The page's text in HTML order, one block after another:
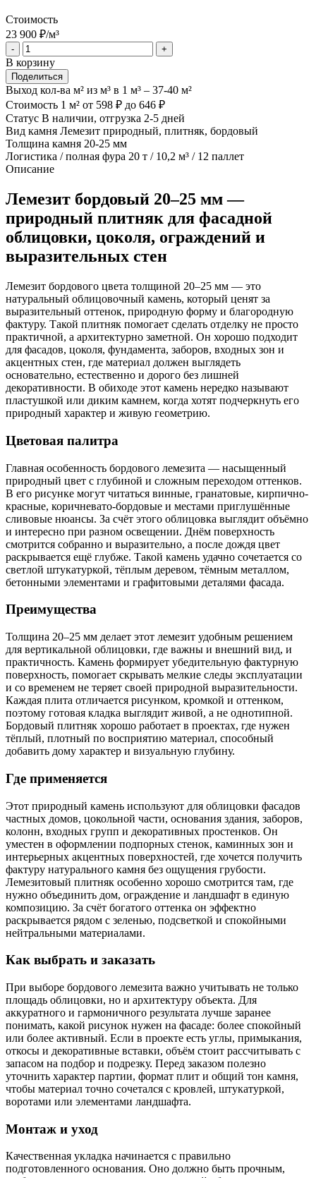
Стоимость
23 900 ₽/м³
- +
В корзину
Поделиться
Выход кол-ва м² из м³ в 1 м³ – 37-40 м²
Стоимость 1 м² от 598 ₽ до 646 ₽
Статус В наличии, отгрузка 2-5 дней
Вид камня Лемезит природный, плитняк, бордовый
Толщина камня 20-25 мм
Логистика / полная фура 20 т / 10,2 м³ / 12 паллет
Описание
Лемезит бордовый 20–25 мм —
природный плитняк для фасадной
облицовки, цоколя, ограждений и
выразительных стен
Лемезит бордового цвета толщиной 20–25 мм — это
натуральный облицовочный камень, который ценят за
выразительный оттенок, природную форму и благородную
фактуру. Такой плитняк помогает сделать отделку не просто
практичной, а архитектурно заметной. Он хорошо подходит
для фасадов, цоколя, фундамента, заборов, входных зон и
акцентных стен, где материал должен выглядеть
основательно, естественно и дорого без лишней
декоративности. В обиходе этот камень нередко называют
пластушкой или диким камнем, когда хотят подчеркнуть его
природный характер и живую геометрию.
Цветовая палитра
Главная особенность бордового лемезита — насыщенный
природный цвет с глубиной и сложным переходом оттенков.
В его рисунке могут читаться винные, гранатовые, кирпично-
красные, коричневато-бордовые и местами приглушённые
сливовые нюансы. За счёт этого облицовка выглядит объёмно
и интересно при разном освещении. Днём поверхность
смотрится собранно и выразительно, а после дождя цвет
раскрывается ещё глубже. Такой камень удачно сочетается со
светлой штукатуркой, тёплым деревом, тёмным металлом,
бетонными элементами и графитовыми деталями фасада.
Преимущества
Толщина 20–25 мм делает этот лемезит удобным решением
для вертикальной облицовки, где важны и внешний вид, и
практичность. Камень формирует убедительную фактурную
поверхность, помогает скрывать мелкие следы эксплуатации
и со временем не теряет своей природной выразительности.
Каждая плита отличается рисунком, кромкой и оттенком,
поэтому готовая кладка выглядит живой, а не однотипной.
Бордовый плитняк хорошо работает в проектах, где нужен
тёплый, плотный по восприятию материал, способный
добавить дому характер и визуальную глубину.
Где применяется
Этот природный камень используют для облицовки фасадов
частных домов, цокольной части, основания здания, заборов,
колонн, входных групп и декоративных простенков. Он
уместен в оформлении подпорных стенок, каминных зон и
интерьерных акцентных поверхностей, где хочется получить
фактуру натурального камня без ощущения грубости.
Лемезитовый плитняк особенно хорошо смотрится там, где
нужно объединить дом, ограждение и ландшафт в единую
композицию. За счёт богатого оттенка он эффектно
раскрывается рядом с зеленью, подсветкой и спокойными
нейтральными материалами.
Как выбрать и заказать
При выборе бордового лемезита важно учитывать не только
площадь облицовки, но и архитектуру объекта. Для
аккуратного и гармоничного результата лучше заранее
понимать, какой рисунок нужен на фасаде: более спокойный
или более активный. Если в проекте есть углы, примыкания,
откосы и декоративные вставки, объём стоит рассчитывать с
запасом на подбор и подрезку. Перед заказом полезно
уточнить характер партии, формат плит и общий тон камня,
чтобы материал точно сочетался с кровлей, штукатуркой,
воротами или элементами ландшафта.
Монтаж и уход
Качественная укладка начинается с правильно
подготовленного основания. Оно должно быть прочным,